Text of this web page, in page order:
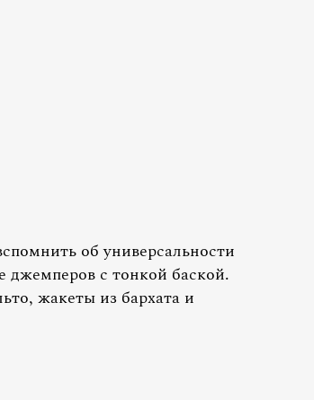
об универсальности
джемперов с тонкой баской.
жакеты из бархата и